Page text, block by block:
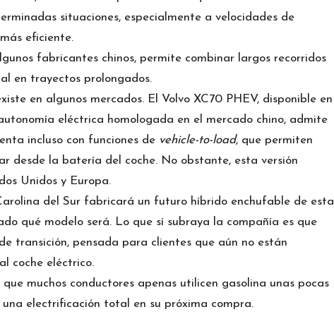
situaciones, especialmente a velocidades de
eficiente.
fabricantes chinos, permite combinar largos recorridos
en trayectos prolongados.
en algunos mercados. El Volvo XC70 PHEV, disponible en
eléctrica homologada en el mercado chino, admite
incluso con funciones de vehicle-to-load, que permiten
desde la batería del coche. No obstante, esta versión
Unidos y Europa.
del Sur fabricará un futuro híbrido enchufable de esta
qué modelo será. Lo que sí subraya la compañía es que
transición, pensada para clientes que aún no están
coche eléctrico.
muchos conductores apenas utilicen gasolina unas pocas
electrificación total en su próxima compra.